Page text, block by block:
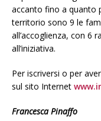
accanto fino a quanto
territorio sono 9 le
all’accoglienza, con 6
all’iniziativa.
Per iscriversi o per
sul sito Internet
Francesca Pinaffo